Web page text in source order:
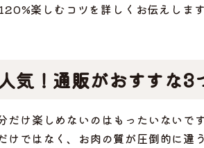
楽しむコツを詳しくお伝えします
気！通販がおすすな3
け楽しめないのはもったいないで
ではなく、お肉の質が圧倒的に違